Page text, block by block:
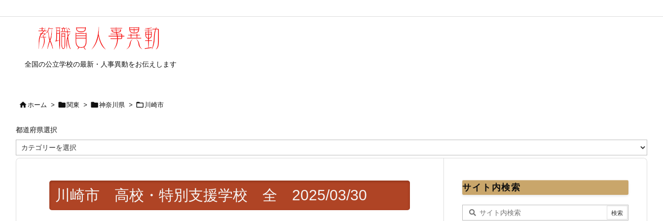
全国の公立学校の最新・人事異動をお伝えします
ホーム >  関東 > 神奈川県 >  川崎市
都道府県選択
道
府
川崎市 高校・特別支援学校 全 2025/03/30 サイト内検索